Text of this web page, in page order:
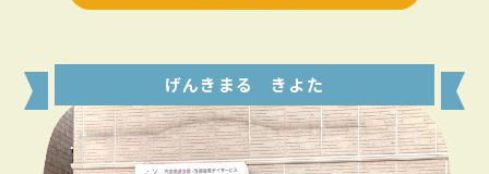
げんきまる きよた